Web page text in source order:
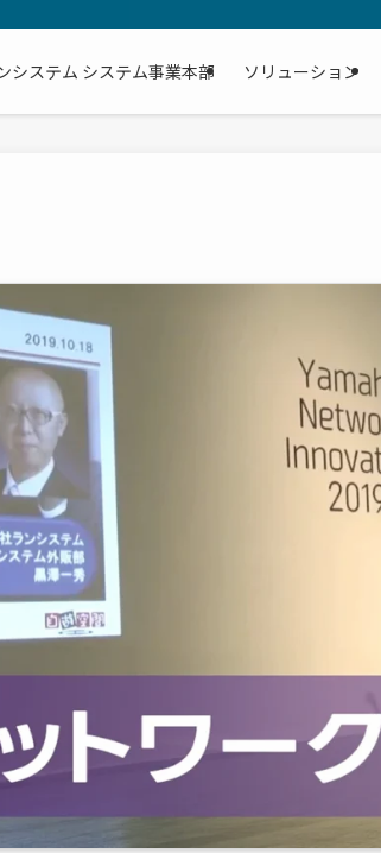
システム システム事業本部 ソリューション